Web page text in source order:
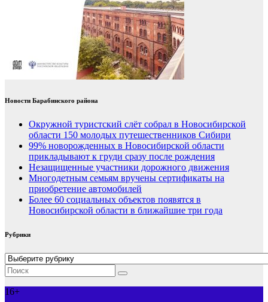
Новости Барабинского района
Окружной туристский слёт собрал в Новосибирской
области 150 молодых путешественников Сибири
99% новорожденных в Новосибирской области
прикладывают к груди сразу после рождения
Незащищенные участники дорожного движения
Многодетным семьям вручены сертификаты на
приобретение автомобилей
Более 60 социальных объектов появятся в
Новосибирской области в ближайшие три года
Рубрики
Рубрики
16+